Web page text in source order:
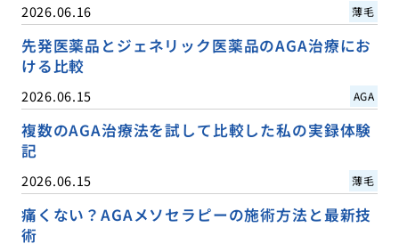
2026.06.16 薄毛
先発医薬品とジェネリック医薬品のAGA治療にお
ける比較
2026.06.15 AGA
複数のAGA治療法を試して比較した私の実録体験
記
2026.06.15 薄毛
痛くない？AGAメソセラピーの施術方法と最新技
術